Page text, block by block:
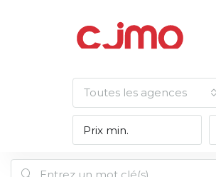
Toutes les agences